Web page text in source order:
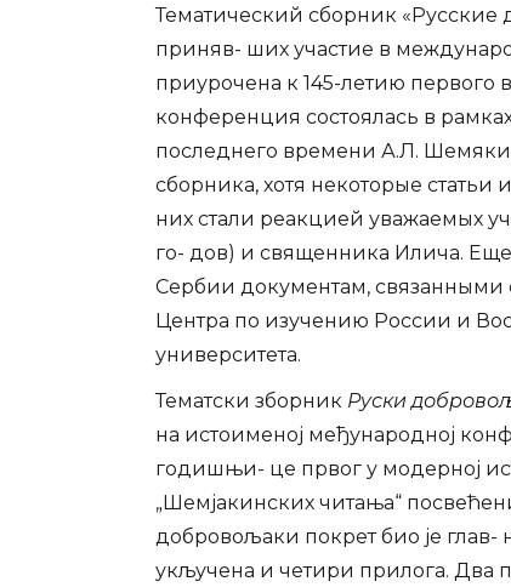
Тематический сборник «Русские
приняв- ших участие в
приурочена к 145-летию
конференция состоялась в
последнего времени А.Л.
сборника, хотя некоторые
них стали реакцией уважаемых
го- дов) и священника Илича.
Сербии документам, связанными
Центра по изучению России и
университета.
Тематски зборник Руски
на истоименој међународној
годишњи- це првог у модерној
„Шемјакинских читања“
добровољаки покрет био је глав-
укључена и четири прилога. Два